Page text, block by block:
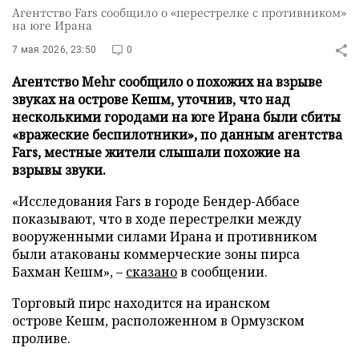
Агентство Fars сообщило о «перестрелке с противником»
на юге Ирана
7 мая 2026, 23:50 0
Агентство Mehr сообщило о похожих на взрыве
звуках на острове Кешм, уточнив, что над
несколькими городами на юге Ирана были сбиты
«вражеские беспилотники», по данным агентства
Fars, местные жители слышали похожие на
взрывы звуки.
«Исследования Fars в городе Бендер-Аббасе
показывают, что в ходе перестрелки между
вооруженными силами Ирана и противником
были атакованы коммерческие зоны пирса
Бахман Кешм», – сказанов сообщении.
Торговый пирс находится на иранском
острове Кешм, расположенном в Ормузском
проливе.